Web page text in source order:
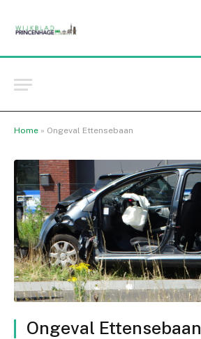
Home » Ongeval Ettensebaan
Ongeval Ettensebaan